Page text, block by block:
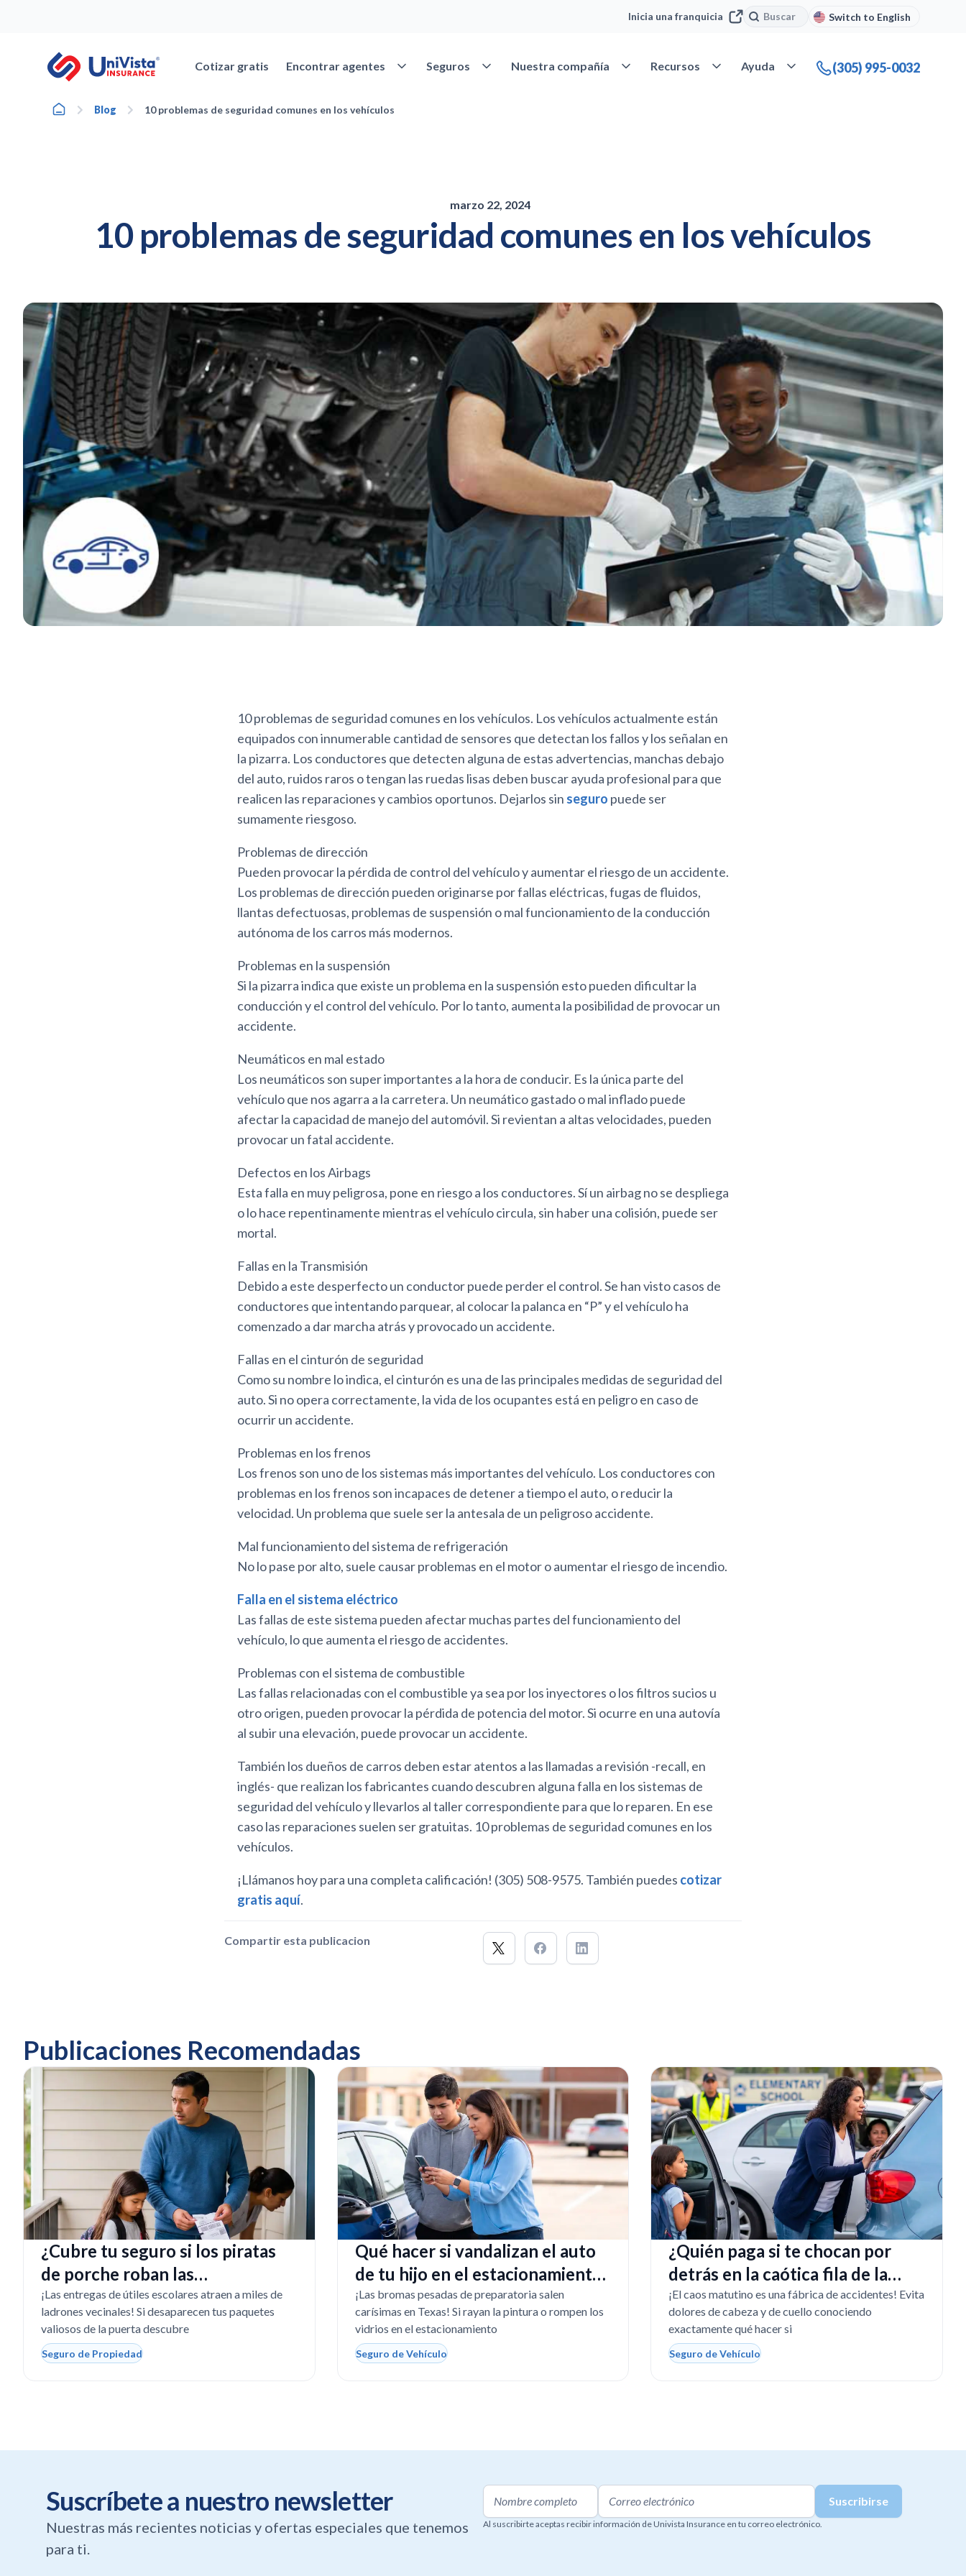
Inicia una franquicia Buscar
Buscar Switch to English
Cotizar gratis Encontrar agentes Abrir Encontrar agentes
Seguros Abrir SegurosNuestra compañía Abrir Nuestra compañía
Recursos Abrir Recursos
Ayuda Abrir Ayuda(305) 995-0032
Home Blog 10 problemas de seguridad comunes en los vehículos
marzo 22, 2024
10 problemas de seguridad comunes en los vehículos
10 problemas de seguridad comunes en los vehículos. Los vehículos actualmente están
equipados con innumerable cantidad de sensores que detectan los fallos y los señalan en
la pizarra. Los conductores que detecten alguna de estas advertencias, manchas debajo
del auto, ruidos raros o tengan las ruedas lisas deben buscar ayuda profesional para que
realicen las reparaciones y cambios oportunos. Dejarlos sin seguro puede ser
sumamente riesgoso.
Problemas de dirección
Pueden provocar la pérdida de control del vehículo y aumentar el riesgo de un accidente.
Los problemas de dirección pueden originarse por fallas eléctricas, fugas de fluidos,
llantas defectuosas, problemas de suspensión o mal funcionamiento de la conducción
autónoma de los carros más modernos.
Problemas en la suspensión
Si la pizarra indica que existe un problema en la suspensión esto pueden dificultar la
conducción y el control del vehículo. Por lo tanto, aumenta la posibilidad de provocar un
accidente.
Neumáticos en mal estado
Los neumáticos son super importantes a la hora de conducir. Es la única parte del
vehículo que nos agarra a la carretera. Un neumático gastado o mal inflado puede
afectar la capacidad de manejo del automóvil. Si revientan a altas velocidades, pueden
provocar un fatal accidente.
Defectos en los Airbags
Esta falla en muy peligrosa, pone en riesgo a los conductores. Sí un airbag no se despliega
o lo hace repentinamente mientras el vehículo circula, sin haber una colisión, puede ser
mortal.
Fallas en la Transmisión
Debido a este desperfecto un conductor puede perder el control. Se han visto casos de
conductores que intentando parquear, al colocar la palanca en “P” y el vehículo ha
comenzado a dar marcha atrás y provocado un accidente.
Fallas en el cinturón de seguridad
Como su nombre lo indica, el cinturón es una de las principales medidas de seguridad del
auto. Si no opera correctamente, la vida de los ocupantes está en peligro en caso de
ocurrir un accidente.
Problemas en los frenos
Los frenos son uno de los sistemas más importantes del vehículo. Los conductores con
problemas en los frenos son incapaces de detener a tiempo el auto, o reducir la
velocidad. Un problema que suele ser la antesala de un peligroso accidente.
Mal funcionamiento del sistema de refrigeración
No lo pase por alto, suele causar problemas en el motor o aumentar el riesgo de incendio.
Falla en el sistema eléctrico
Las fallas de este sistema pueden afectar muchas partes del funcionamiento del
vehículo, lo que aumenta el riesgo de accidentes.
Problemas con el sistema de combustible
Las fallas relacionadas con el combustible ya sea por los inyectores o los filtros sucios u
otro origen, pueden provocar la pérdida de potencia del motor. Si ocurre en una autovía
al subir una elevación, puede provocar un accidente.
También los dueños de carros deben estar atentos a las llamadas a revisión -recall, en
inglés- que realizan los fabricantes cuando descubren alguna falla en los sistemas de
seguridad del vehículo y llevarlos al taller correspondiente para que lo reparen. En ese
caso las reparaciones suelen ser gratuitas. 10 problemas de seguridad comunes en los
vehículos.
¡Llámanos hoy para una completa calificación! (305) 508-9575. También puedes cotizar
gratis aquí.
Compartir esta publicacion
Publicaciones Recomendadas
¿Cubre tu seguro si los piratas
de porche roban las
computadoras escolares?
¡Las entregas de útiles escolares atraen a miles de
ladrones vecinales! Si desaparecen tus paquetes
valiosos de la puerta descubre
Seguro de Propiedad
Qué hacer si vandalizan el auto
de tu hijo en el estacionamiento
de la escuela
¡Las bromas pesadas de preparatoria salen
carísimas en Texas! Si rayan la pintura o rompen los
vidrios en el estacionamiento
Seguro de Vehículo
¿Quién paga si te chocan por
detrás en la caótica fila de la
escuela en Florida?
¡El caos matutino es una fábrica de accidentes! Evita
dolores de cabeza y de cuello conociendo
exactamente qué hacer si
Seguro de Vehículo
Suscríbete a nuestro newsletter
Nuestras más recientes noticias y ofertas especiales que tenemos
para ti.
Al suscribirte aceptas recibir información de Univista Insurance en tu correo electrónico.